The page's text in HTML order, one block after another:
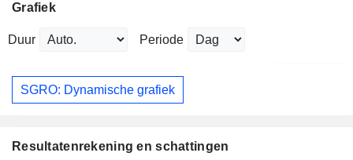
Grafiek
Duur Periode
SGRO: Dynamische grafiek
Resultatenrekening en schattingen